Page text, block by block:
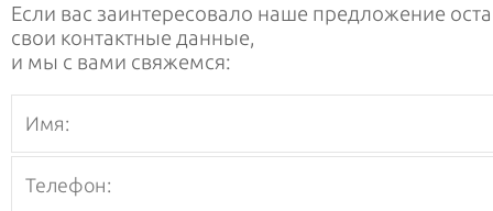
Если вас заинтересовало наше предложение
свои контактные данные,
и мы с вами свяжемся: